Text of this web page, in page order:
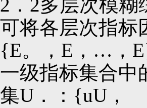
2．2多层次模糊
可将各层次指标
{E。，E，…，
一级指标集合中
集U．：{uU，